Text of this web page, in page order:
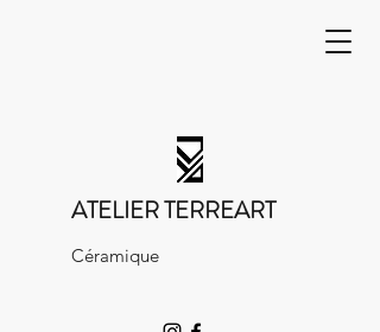
ATELIER TERREART
Céramique